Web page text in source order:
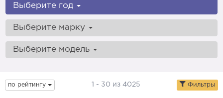
Выберите год
Выберите марку
Выберите модель
по рейтингу 1 - 30 из 4025 Фильтры